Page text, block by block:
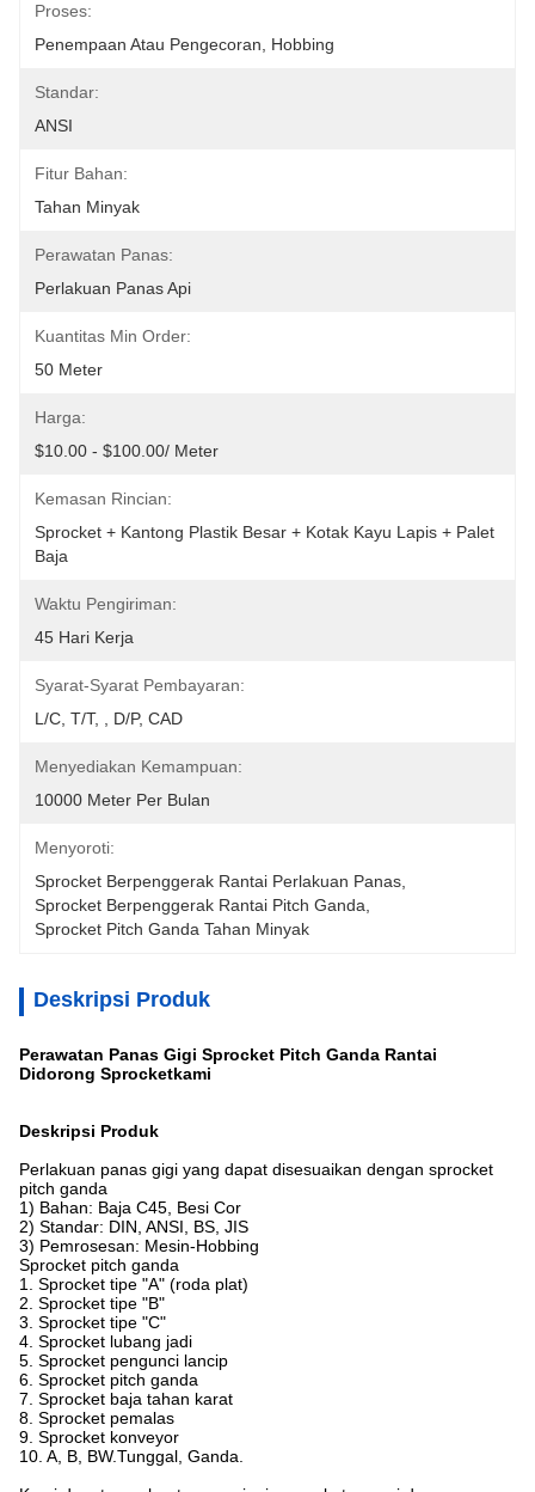
Proses:
Penempaan Atau Pengecoran, Hobbing
Standar:
ANSI
Fitur Bahan:
Tahan Minyak
Perawatan Panas:
Perlakuan Panas Api
Kuantitas Min Order:
50 Meter
Harga:
$10.00 - $100.00/ Meter
Kemasan Rincian:
Sprocket + Kantong Plastik Besar + Kotak Kayu Lapis + Palet
Baja
Waktu Pengiriman:
45 Hari Kerja
Syarat-Syarat Pembayaran:
L/C, T/T, , D/P, CAD
Menyediakan Kemampuan:
10000 Meter Per Bulan
Menyoroti:
Sprocket Berpenggerak Rantai Perlakuan Panas
Sprocket Berpenggerak Rantai Pitch Ganda
Sprocket Pitch Ganda Tahan Minyak
Deskripsi Produk
Perawatan Panas Gigi Sprocket Pitch Ganda Rantai
Didorong Sprocketkami
Deskripsi Produk
Perlakuan panas gigi yang dapat disesuaikan dengan sprocket
pitch ganda
1) Bahan: Baja C45, Besi Cor
2) Standar: DIN, ANSI, BS, JIS
3) Pemrosesan: Mesin-Hobbing
Sprocket pitch ganda
1. Sprocket tipe "A" (roda plat)
2. Sprocket tipe "B"
3. Sprocket tipe "C"
4. Sprocket lubang jadi
5. Sprocket pengunci lancip
6. Sprocket pitch ganda
7. Sprocket baja tahan karat
8. Sprocket pemalas
9. Sprocket konveyor
10. A, B, BW.Tunggal, Ganda.